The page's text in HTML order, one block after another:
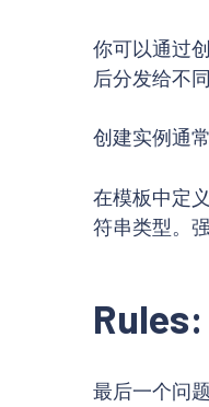
你可以通过
后分发给不
创建实例通
在模板中定
符串类型。
最后一个问